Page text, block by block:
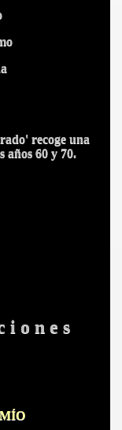
recoge una
años 60 y 70.
o n e s